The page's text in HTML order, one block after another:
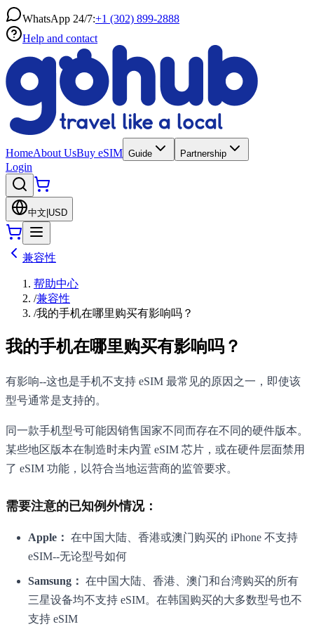
WhatsApp 24/7:+1 (302) 899-2888
Help and contact
HomeAbout UsBuy eSIM Guide Partnership
Login
中文 USD
兼容性
帮助中心
/兼容性
/我的手机在哪里购买有影响吗？
我的手机在哪里购买有影响吗？
有影响--这也是手机不支持 eSIM 最常见的原因之一，即使该
型号通常是支持的。
同一款手机型号可能因销售国家不同而存在不同的硬件版本。
某些地区版本在制造时未内置 eSIM 芯片，或在硬件层面禁用
了 eSIM 功能，以符合当地运营商的监管要求。
需要注意的已知例外情况：
Apple： 在中国大陆、香港或澳门购买的 iPhone 不支持
eSIM--无论型号如何
Samsung： 在中国大陆、香港、澳门和台湾购买的所有
三星设备均不支持 eSIM。在韩国购买的大多数型号也不
支持 eSIM